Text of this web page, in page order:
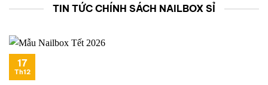
TIN TỨC CHÍNH SÁCH NAILBOX SỈ
17
Th12